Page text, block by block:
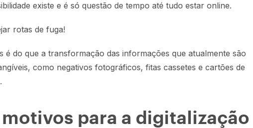
existe e é só questão de tempo até tudo estar online.
rotas de fuga!
é do que a transformação das informações que atualmente são
como negativos fotográficos, fitas cassetes e cartões de
para a digitalização